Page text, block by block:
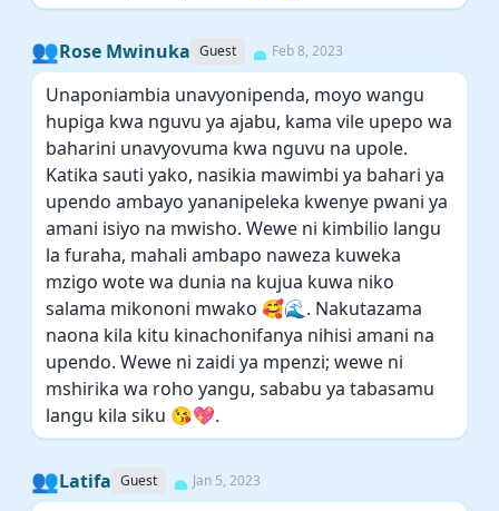
👥Rose Mwinuka Guest Feb 8, 2023
Unaponiambia unavyonipenda, moyo wangu
hupiga kwa nguvu ya ajabu, kama vile upepo wa
baharini unavyovuma kwa nguvu na upole.
Katika sauti yako, nasikia mawimbi ya bahari ya
upendo ambayo yananipeleka kwenye pwani ya
amani isiyo na mwisho. Wewe ni kimbilio langu
la furaha, mahali ambapo naweza kuweka
mzigo wote wa dunia na kujua kuwa niko
salama mikononi mwako 🥰🌊. Nakutazama
naona kila kitu kinachonifanya nihisi amani na
upendo. Wewe ni zaidi ya mpenzi; wewe ni
mshirika wa roho yangu, sababu ya tabasamu
langu kila siku 😘💖.
👥Latifa Guest Jan 5, 2023